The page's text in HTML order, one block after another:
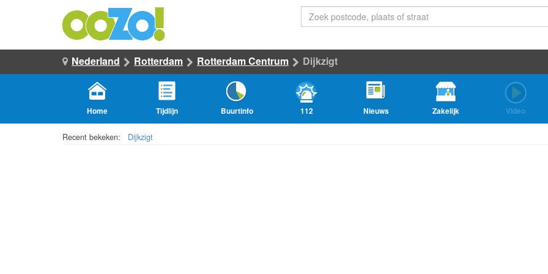
Nederland Rotterdam Rotterdam Centrum Dijkzigt
Home Tijdlijn Buurtinfo 112 Nieuws Zakelijk Video
Recent bekeken: Dijkzigt